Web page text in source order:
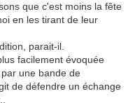
que c'est moins la fête
en les tirant de leur
parait-il.
facilement évoquée
une bande de
de défendre un échange